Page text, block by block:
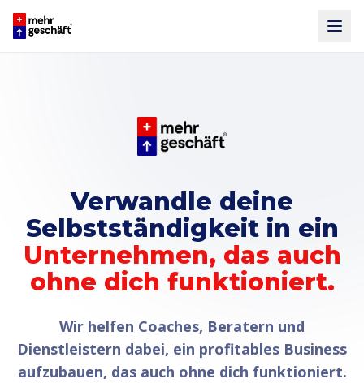
Verwandle deine
Selbstständigkeit in ein
Unternehmen, das auch
ohne dich funktioniert.
Wir helfen Coaches, Beratern und
Dienstleistern dabei, ein profitables Business
aufzubauen, das auch ohne dich funktioniert.